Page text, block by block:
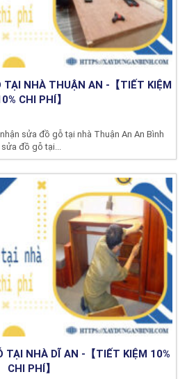
NHÀ THUẬN AN -【TIẾT KIỆM
CHI PHÍ】
sửa đồ gỗ tại nhà Thuận An An Bình
sửa đồ gỗ tại...
TẠI NHÀ DĨ AN -【TIẾT KIỆM 10%
CHI PHÍ】